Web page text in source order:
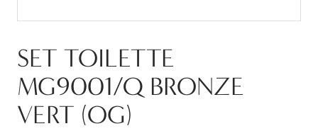
SET TOILETTE
MG9001/Q BRONZE
VERT (OG)